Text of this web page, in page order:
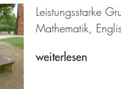
Leistungsstarke
Mathematik,
weiterlesen